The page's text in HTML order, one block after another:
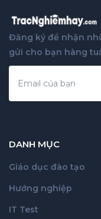
Đăng ký để nhận
gửi cho bạn hàng
DANH MỤC
Giáo dục đào tạo
Hướng nghiệp
IT Test